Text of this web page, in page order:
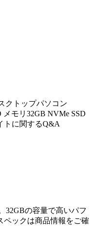
クトップパソコン
メモリ32GB NVMe SSD
ト に関するQ&A
32GBの容量で高いパフ
ペックは商品情報をご確